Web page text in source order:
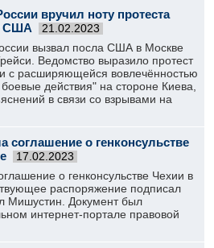
вручил ноту протеста
США
21.02.2023
вызвал посла США в Москве
Ведомство выразило протест
с расширяющейся вовлечённостью
действия" на стороне Киева,
в связи со взрывами на
соглашение о генконсульстве
17.02.2023
о генконсульстве Чехии в
распоряжение подписал
Мишустин. Документ был
интернет-портале правовой